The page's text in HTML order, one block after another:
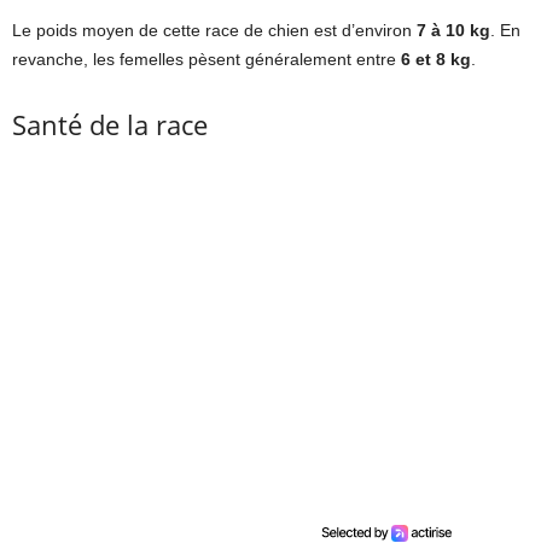
Le poids moyen de cette race de chien est d’environ 7 à 10 kg . En
revanche, les femelles pèsent généralement entre 6 et 8 kg
Santé de la race